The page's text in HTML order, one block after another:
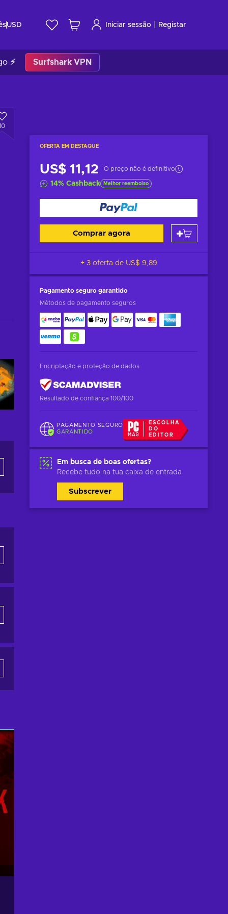
USD Iniciar sessão Registar
⚡ Surfshark VPN
OFERTA EM DESTAQUE
US$ 11,12 O preço não é definitivo
14% Cashback Melhor reembolso
Comprar agora
+ 3 oferta de US$ 9,89
Pagamento seguro garantido
Métodos de pagamento seguros
Encriptação e proteção de dados
Resultado de confiança 100/100
PAGAMENTO SEGURO
GARANTIDO
ESCOLHA
DO
EDITOR
Em busca de boas ofertas?
Recebe tudo na tua caixa de entrada
Subscrever